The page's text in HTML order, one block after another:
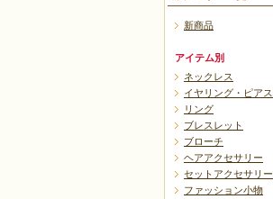
新商品
アイテム別
ネックレス
イヤリング・ピアス
リング
ブレスレット
ブローチ
ヘアアクセサリー
セットアクセサリー
ファッション小物